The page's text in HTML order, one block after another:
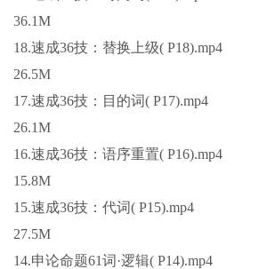
36.1M
18.速成36技：替换上级( P18).mp4
26.5M
17.速成36技：目的词( P17).mp4
26.1M
16.速成36技：语序重置( P16).mp4
15.8M
15.速成36技：代词( P15).mp4
27.5M
14.申论命题61词·逻辑( P14).mp4